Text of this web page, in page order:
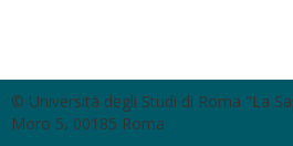
© Università degli Studi di Roma "La
Moro 5, 00185 Roma